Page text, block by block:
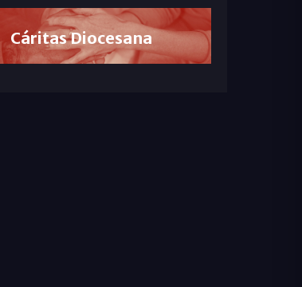
Cáritas Diocesana